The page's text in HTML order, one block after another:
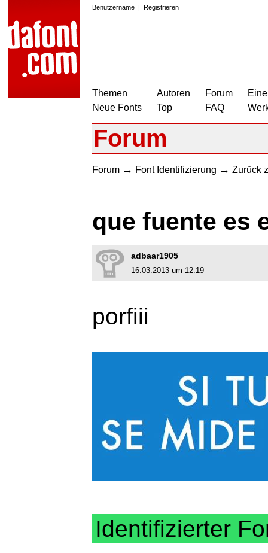
Benutzername | Registrieren
Themen
Neue Fonts
Autoren
Top
Forum
FAQ
Forum
Forum → Font Identifizierung → Zurück
que fuente es
adbaar1905
16.03.2013 um 12:19
porfiii
Identifizierter